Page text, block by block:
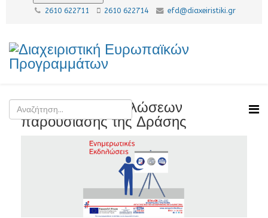
2610 622711 2610 622714 efd@diaxeiristiki.gr
Πρόγραμμα εκδηλώσεων
παρουσίασης της Δράσης